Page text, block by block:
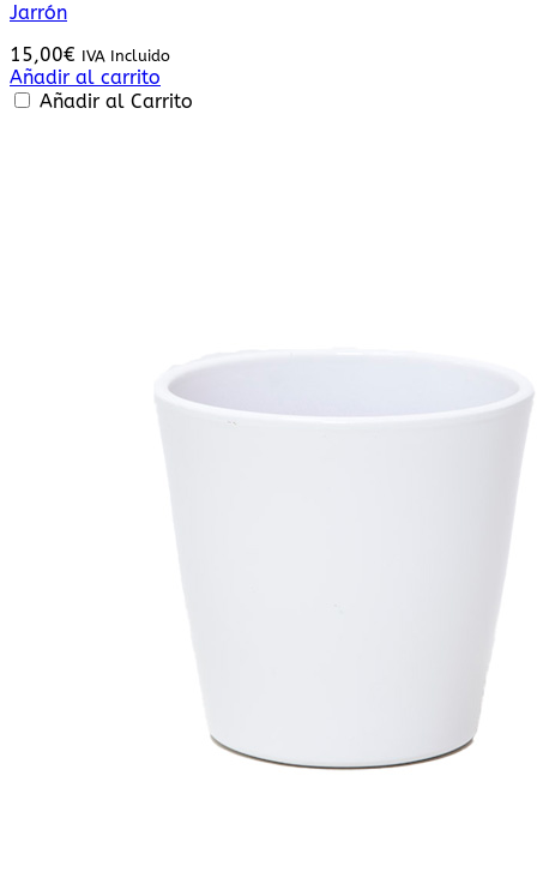
Jarrón
15,00€ IVA Incluido
Añadir al carrito
Añadir al Carrito